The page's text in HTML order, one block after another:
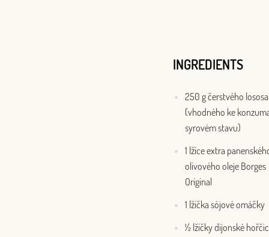
INGREDIENTS
250 g čerstvého lososa
(vhodného ke
syrovém stavu)
1 lžíce extra
olivového oleje Borges
Original
1 lžička sójové omáčky
½ lžičky dijonské